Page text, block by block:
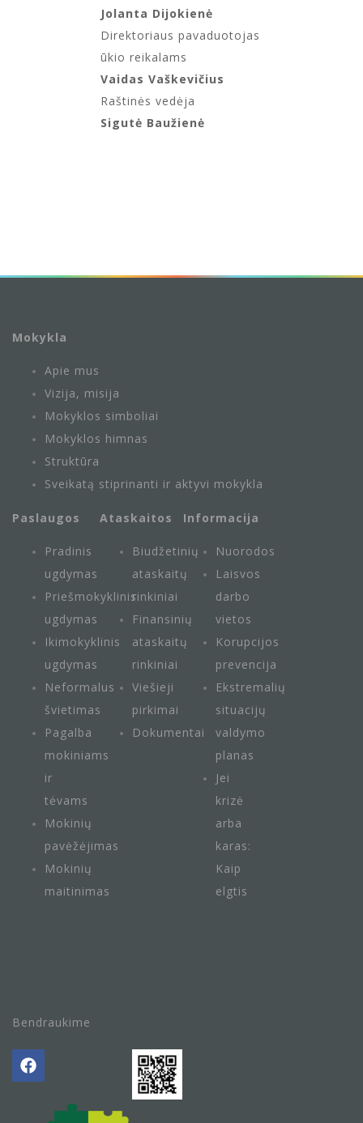
Jolanta Dijokienė
Direktoriaus pavaduotojas
ūkio reikalams
Vaidas Vaškevičius
Raštinės vedėja
Sigutė Baužienė
Mokykla
Apie mus
Vizija, misija
Mokyklos simboliai
Mokyklos himnas
Struktūra
Sveikatą stiprinanti ir aktyvi mokykla
Paslaugos
Pradinis
ugdymas
Priešmokyklinis
ugdymas
Ikimokyklinis
ugdymas
Neformalus
švietimas
Pagalba
mokiniams
ir
tėvams
Mokinių
pavėžėjimas
Mokinių
maitinimas
Ataskaitos
Biudžetinių
ataskaitų
rinkiniai
Finansinių
ataskaitų
rinkiniai
Viešieji
pirkimai
Dokumentai
Informacija
Nuorodos
Laisvos
darbo
vietos
Korupcijos
prevencija
Ekstremalių
situacijų
valdymo
planas
Jei
krizė
arba
karas:
Kaip
elgtis
Bendraukime